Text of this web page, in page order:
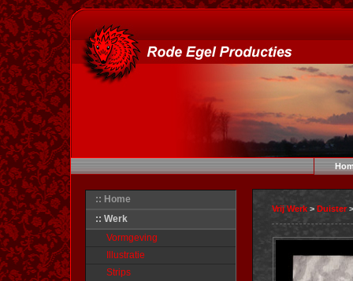
:: Home
:: Werk
Vormgeving
Illustratie
Strips
Vrij Werk > Duister